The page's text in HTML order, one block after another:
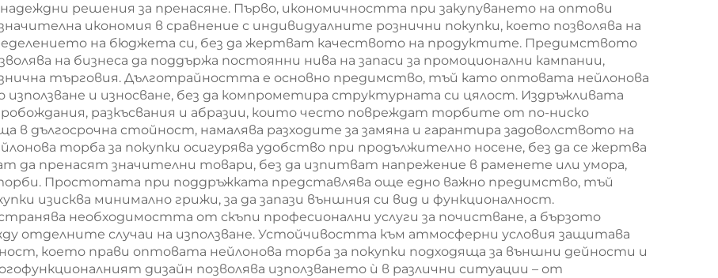
корпоративни
подаръци
покупки
на бранда
решения за пренасяне. Първо, икономичността при закупуването на оптови
икономия в сравнение с индивидуалните рознични покупки, което позволява на
на бюджета си, без да жертват качеството на продуктите. Предимството
на бизнеса да поддържа постоянни нива на запаси за промоционални кампании,
търговия. Дълготрайността е основно предимство, тъй като оптовата нейлонова
и износване, без да компрометира структурната си цялост. Издръжливата
разкъсвания и абразии, които често повреждат торбите от по-ниско
в дългосрочна стойност, намалява разходите за замяна и гарантира задоволството на
торба за покупки осигурява удобство при продължително носене, без да се жертва
пренасят значителни товари, без да изпитват напрежение в раменете или умора,
Простотата при поддръжката представлява още едно важно предимство, тъй
изисква минимално грижи, за да запази външния си вид и функционалност.
необходимостта от скъпи професионални услуги за почистване, а бързото
отделните случаи на използване. Устойчивостта към атмосферни условия защитава
което прави оптовата нейлонова торба за покупки подходяща за външни дейности и
дизайн позволява използването ѝ в различни ситуации – от